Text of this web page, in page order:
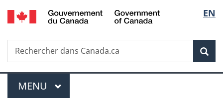
Passer
au
principal
Passer
à
Au
du
Passer
à
version
simplifiée
de
la
EN
Recherche
Rechercher
dans
Menu
MENU PRINCIPAL